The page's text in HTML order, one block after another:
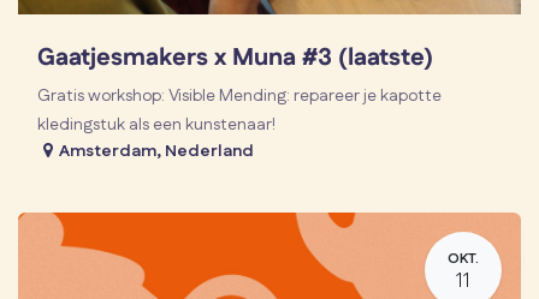
Gaatjesmakers x Muna #3 (laatste)
Gratis workshop: Visible Mending: repareer je kapotte
kledingstuk als een kunstenaar!
Amsterdam, Nederland
OKT.
11